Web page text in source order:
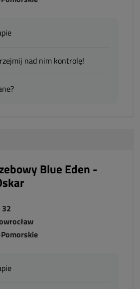
nad nim kontrolę!
Blue Eden -
32